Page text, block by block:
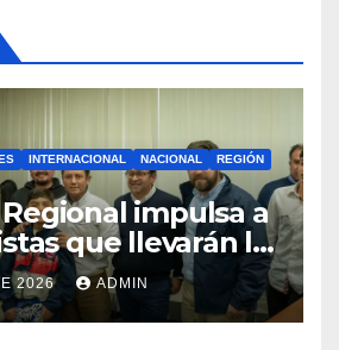
INTERNACIONAL NACIONAL
REGIÓN
impulsa a
que llevarán la
a
2026 ADMIN